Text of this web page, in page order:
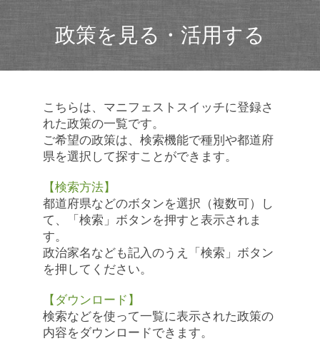
政策を見る・活用する
こちらは、マニフェストスイッチに登録さ
れた政策の一覧です。
ご希望の政策は、検索機能で種別や都道府
県を選択して探すことができます。
【検索方法】
都道府県などのボタンを選択（複数可）し
て、「検索」ボタンを押すと表示されま
す。
政治家名なども記入のうえ「検索」ボタン
を押してください。
【ダウンロード】
検索などを使って一覧に表示された政策の
内容をダウンロードできます。